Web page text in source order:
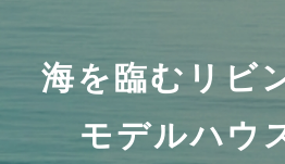
海を臨むリビ
モデルハウ